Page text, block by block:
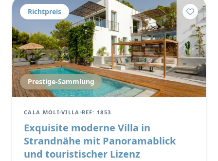
Richtpreis
Prestige-Sammlung
CALA MOLI VILLA REF: 1853
Exquisite moderne Villa in
Strandnähe mit Panoramablick
und touristischer Lizenz